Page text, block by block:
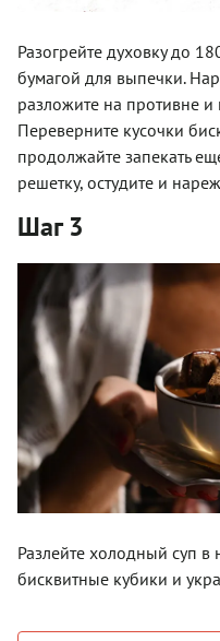
Разогрейте духовку до
бумагой для выпечки.
разложите на противне и
Переверните кусочки
продолжайте запекать
решетку, остудите и
Шаг 3
Разлейте холодный суп
бисквитные кубики и